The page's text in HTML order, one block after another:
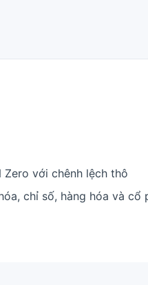
Zero với chênh lệch thô
chỉ số, hàng hóa và cổ